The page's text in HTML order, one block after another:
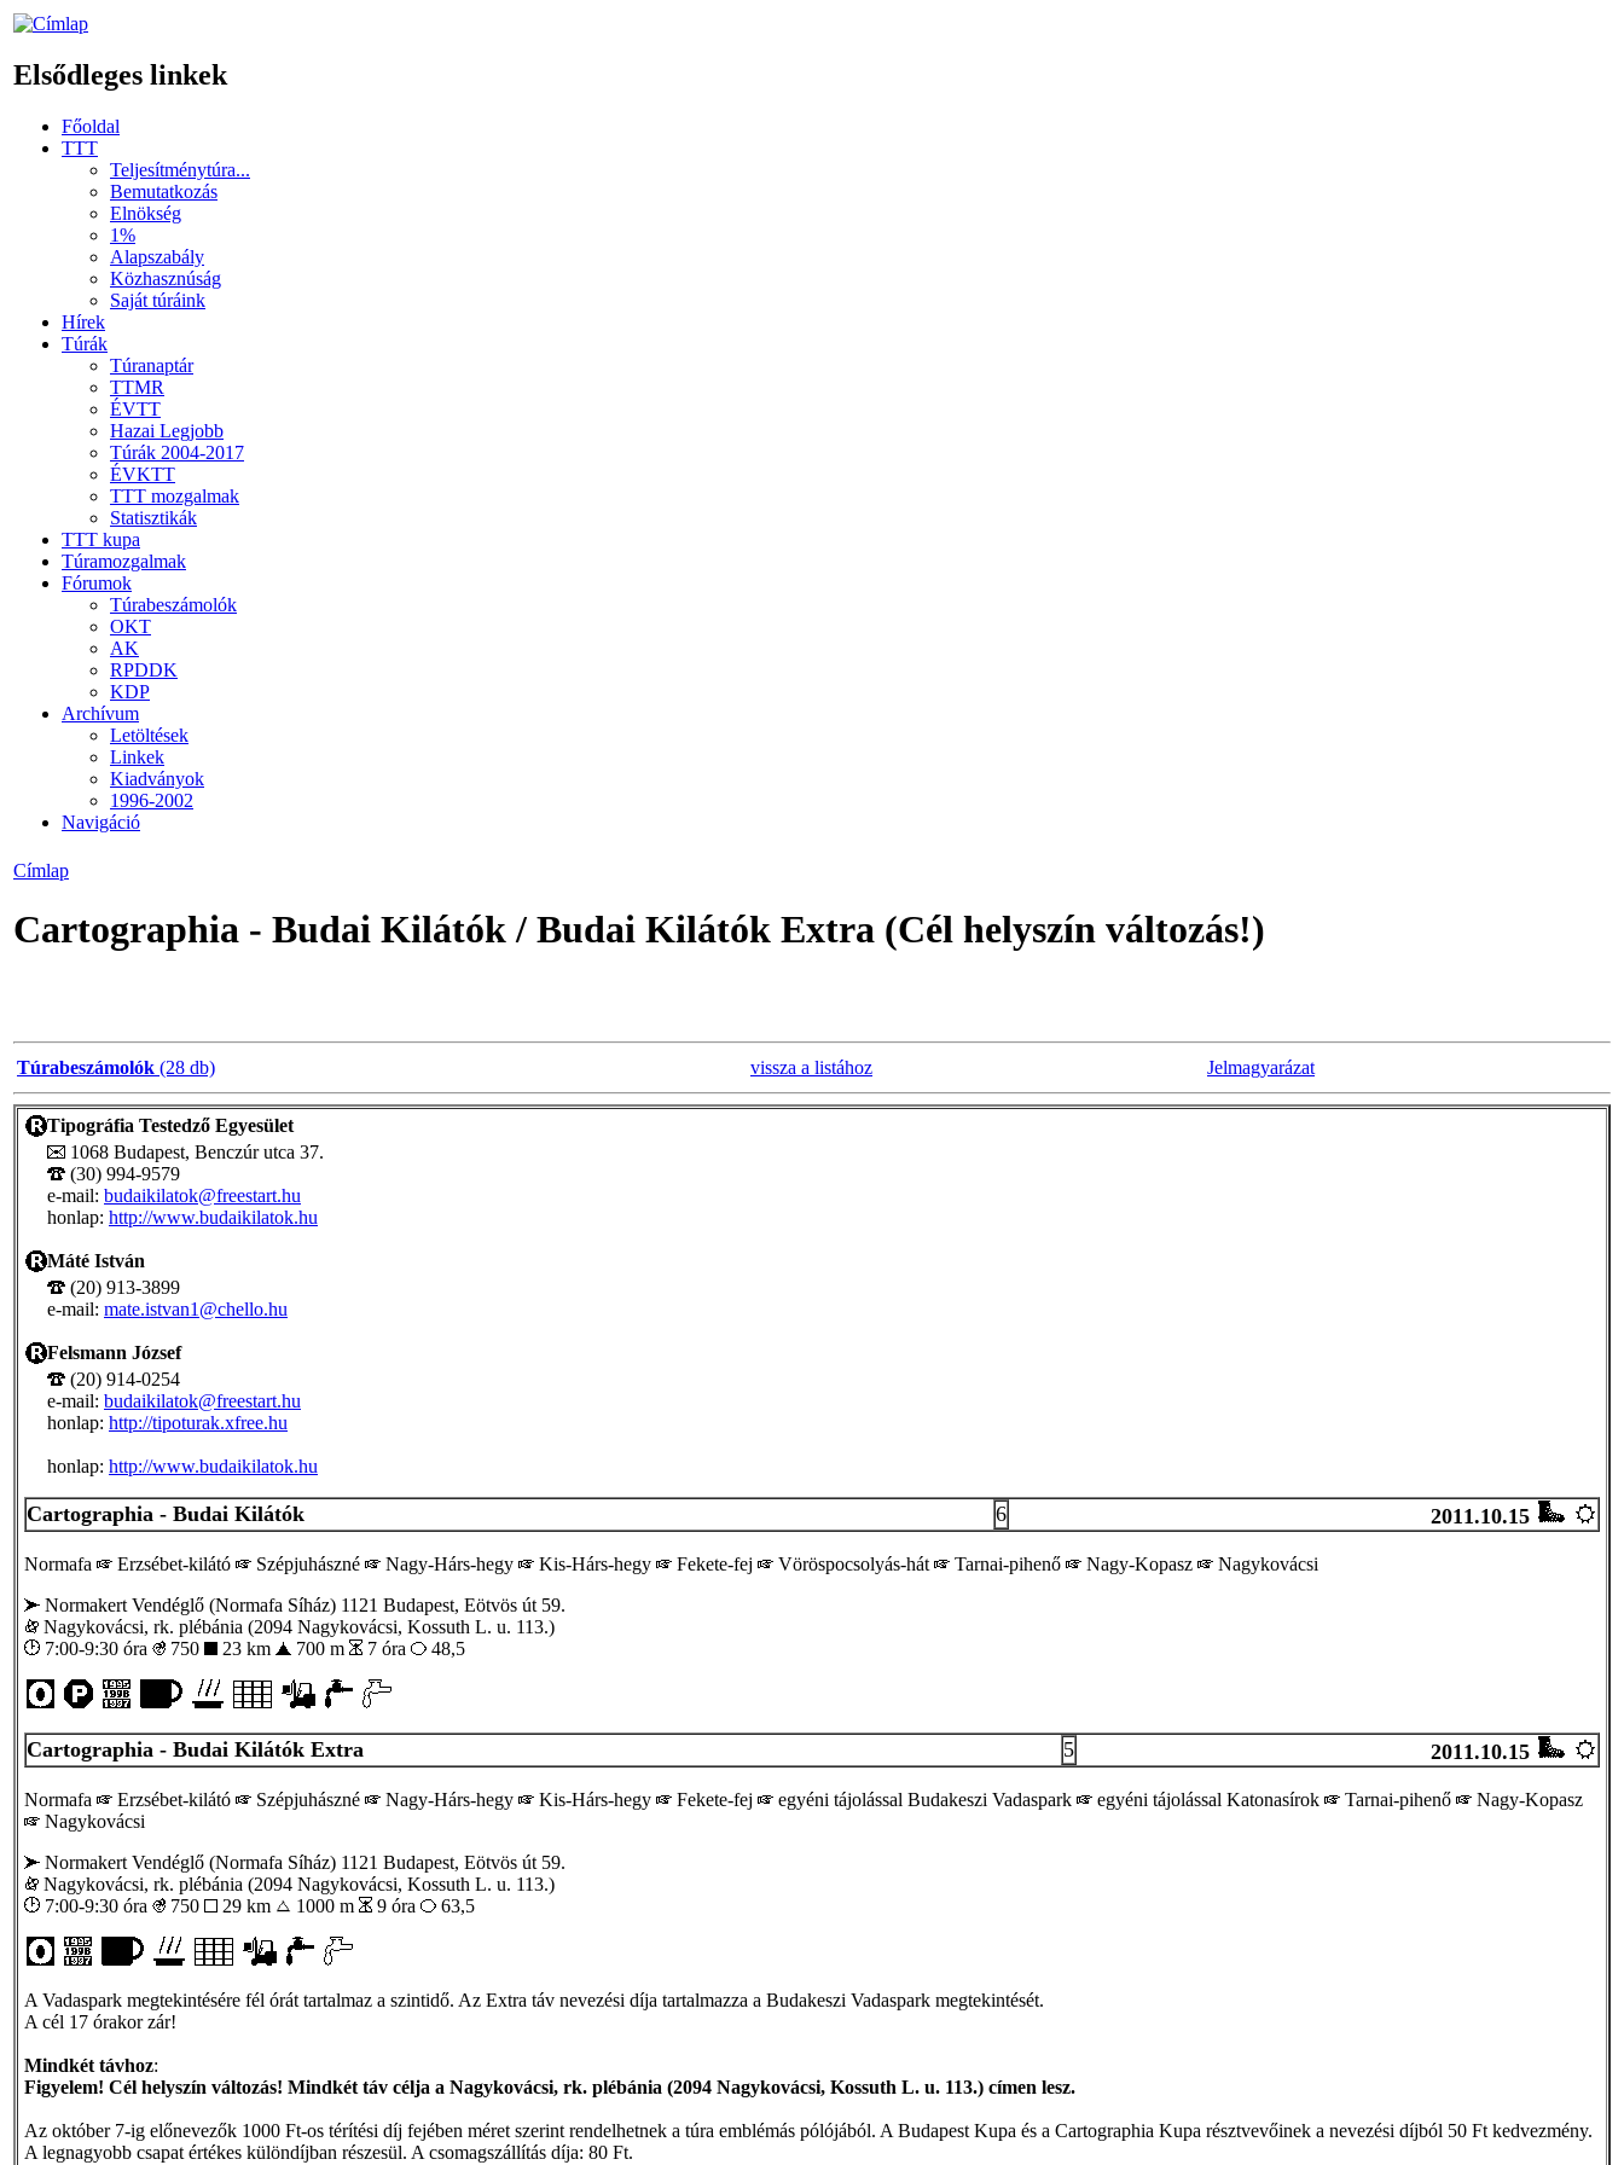
Elsődleges linkek
Főoldal
TTT
Teljesítménytúra...
Bemutatkozás
Elnökség
1%
Alapszabály
Közhasznúság
Saját túráink
Hírek
Túrák
Túranaptár
TTMR
ÉVTT
Hazai Legjobb
Túrák 2004-2017
ÉVKTT
TTT mozgalmak
Statisztikák
TTT kupa
Túramozgalmak
Fórumok
Túrabeszámolók
OKT
AK
RPDDK
KDP
Archívum
Letöltések
Linkek
Kiadványok
1996-2002
Navigáció
Címlap
Cartographia - Budai Kilátók / Budai Kilátók Extra (Cél helyszín változás!)
Túrabeszámolók (28 db) vissza a listához Jelmagyarázat
Tipográfia Testedző Egyesület
1068 Budapest, Benczúr utca 37.
(30) 994-9579
e-mail: budaikilatok@freestart.hu
honlap: http://www.budaikilatok.hu
Máté István
(20) 913-3899
e-mail: mate.istvan1@chello.hu
Felsmann József
(20) 914-0254
e-mail: budaikilatok@freestart.hu
honlap: http://tipoturak.xfree.hu
honlap: http://www.budaikilatok.hu
Cartographia - Budai Kilátók 6 2011.10.15
Normafa Erzsébet-kilátó Szépjuhászné Nagy-Hárs-hegy Kis-Hárs-hegy Fekete-fej Vöröspocsolyás-hát Tarnai-pihenő Nagy-Kopasz
Nagykovácsi
Normakert Vendéglő (Normafa Síház) 1121 Budapest, Eötvös út 59.
Nagykovácsi, rk. plébánia (2094 Nagykovácsi, Kossuth L. u. 113.)
7:00-9:30 óra
750 23 km 700 m 7 óra 48,5
Cartographia - Budai Kilátók Extra 5 2011.10.15
Normafa Erzsébet-kilátó Szépjuhászné Nagy-Hárs-hegy Kis-Hárs-hegy Fekete-fej egyéni tájolással Budakeszi Vadaspark egyéni tájolással Katonasírok Tarnai-pihenő
Nagy-Kopasz
Nagykovácsi
Normakert Vendéglő (Normafa Síház) 1121 Budapest, Eötvös út 59.
Nagykovácsi, rk. plébánia (2094 Nagykovácsi, Kossuth L. u. 113.)
7:00-9:30 óra
750 29 km 1000 m 9 óra 63,5
A Vadaspark megtekintésére fél órát tartalmaz a szintidő. Az Extra táv nevezési díja tartalmazza a Budakeszi Vadaspark megtekintését.
A cél 17 órakor zár!
Mindkét távhoz:
Figyelem! Cél helyszín változás! Mindkét táv célja a Nagykovácsi, rk. plébánia (2094 Nagykovácsi, Kossuth L. u. 113.) címen lesz.
Az október 7-ig előnevezők 1000 Ft-os térítési díj fejében méret szerint rendelhetnek a túra emblémás pólójából. A Budapest Kupa és a Cartographia Kupa résztvevőinek a nevezési díjból 50 Ft kedvezmény.
A legnagyobb csapat értékes különdíjban részesül. A csomagszállítás díja: 80 Ft.